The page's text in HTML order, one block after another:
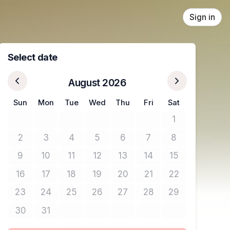
Sign in
Select date
August 2026
Sun Mon Tue Wed Thu Fri Sat
1No tickets
2No tickets available
3No tickets available
4No tickets available
5No tickets available
6No tickets available
7No tickets available
8No tickets
9No tickets available
10No tickets available
11No tickets available
12No tickets available
13No tickets available
14No tickets available
15No tickets
16No tickets available
17No tickets available
18No tickets available
19No tickets available
20No tickets available
21No tickets available
22No tickets
23No tickets available
24No tickets available
25No tickets available
26No tickets available
27No tickets available
28No tickets available
29No tickets
30No tickets available
31No tickets available